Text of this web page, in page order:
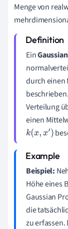
Menge von
Ein
durch einen
Verteilung
einen
k(x,x′)
Beispiel:
Höhe eines
Gaussian
die
zu erfassen.